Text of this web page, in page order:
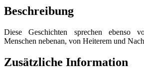
Geschichten
für
Tag
vom
bis
Dreikönig
Beschreibung
Diese Geschichten sprechen ebenso
Menschen nebenan, von Heiterem und
Zusätzliche Information